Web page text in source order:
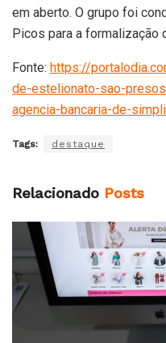
em aberto. O grupo foi
Picos para a formalização
Fonte: https://
de-estelionato-sao-
agencia-bancaria-de-
Tags: destaque
Relacionado Posts